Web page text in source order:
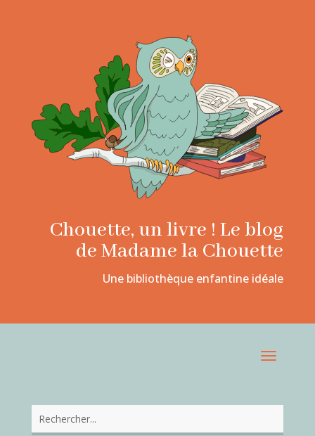
Chouette, un livre ! Le blog
de Madame la Chouette
Une bibliothèque enfantine idéale